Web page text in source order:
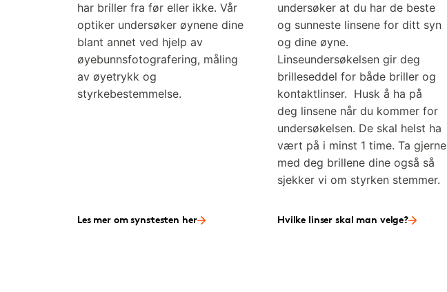
har briller fra før eller ikke. Vår
optiker undersøker øynene dine
blant annet ved hjelp av
øyebunnsfotografering, måling
av øyetrykk og
styrkebestemmelse.
Les mer om synstesten her
undersøker at du har de beste
og sunneste linsene for ditt syn
og dine øyne.
Linseundersøkelsen gir deg
brilleseddel for både briller og
kontaktlinser. Husk å ha på
deg linsene når du kommer for
undersøkelsen. De skal helst ha
vært på i minst 1 time. Ta gjerne
med deg brillene dine også så
sjekker vi om styrken stemmer.
Hvilke linser skal man velge?